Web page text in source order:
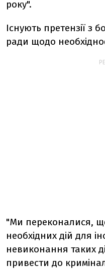
року".
Існують претензії з
ради щодо
"Ми переконалися,
необхідних дій для
невиконання таких
привести до